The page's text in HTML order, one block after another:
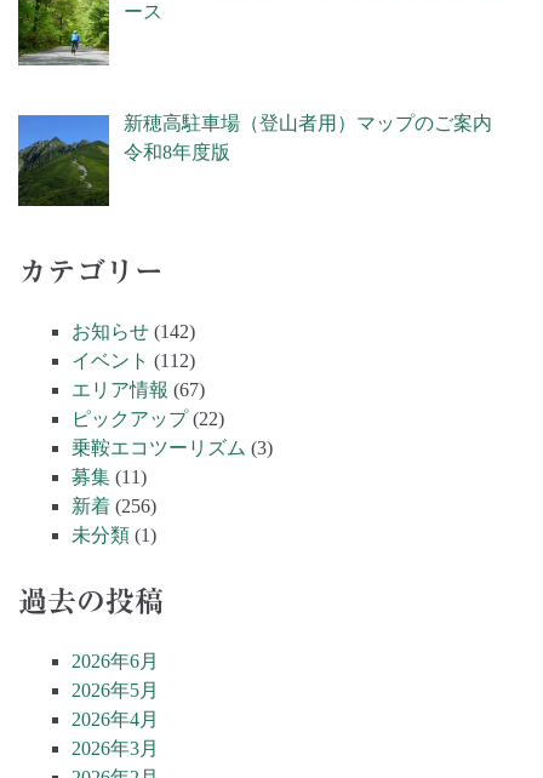
ース
新穂高駐車場（登山者用）マップのご案内
令和8年度版
カテゴリー
お知らせ (142)
イベント (112)
エリア情報 (67)
ピックアップ(22)
乗鞍エコツーリズム (3)
募集 (11)
新着 (256)
未分類 (1)
過去の投稿
2026年6月
2026年5月
2026年4月
2026年3月